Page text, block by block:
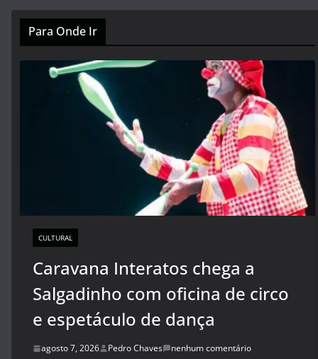
Para Onde Ir
CULTURAL
Caravana Interatos chega a
Salgadinho com oficina de circo
e espetáculo de dança
agosto 7, 2026 Pedro Chaves nenhum comentário